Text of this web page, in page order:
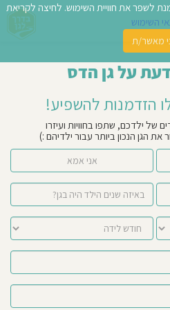
על גן הדס
הזדמנות להשפיע!
של ילדכם, שתפו בחוויות ועיזרו
את הגן הנכון ביותר עבור ילדיהם :)
אני אמא
לשפר את חוויית השימוש. לחיצה לקריאת
השימוש
מאשר/ת